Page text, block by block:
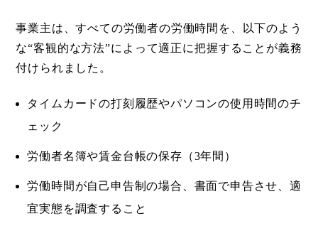
事業主は、すべての労働者の労働時間を、以下のよう
な“客観的な方法”によって適正に把握することが義務
付けられました。
タイムカードの打刻履歴やパソコンの使用時間のチ
ェック
労働者名簿や賃金台帳の保存（3年間）
労働時間が自己申告制の場合、書面で申告させ、適
宜実態を調査すること